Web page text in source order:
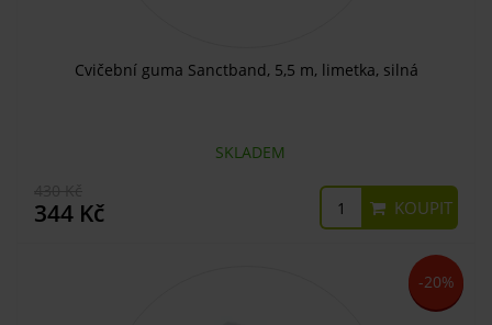
Cvičební guma Sanctband, 5,5 m, limetka, silná
SKLADEM
344 Kč KOUPIT
-20%